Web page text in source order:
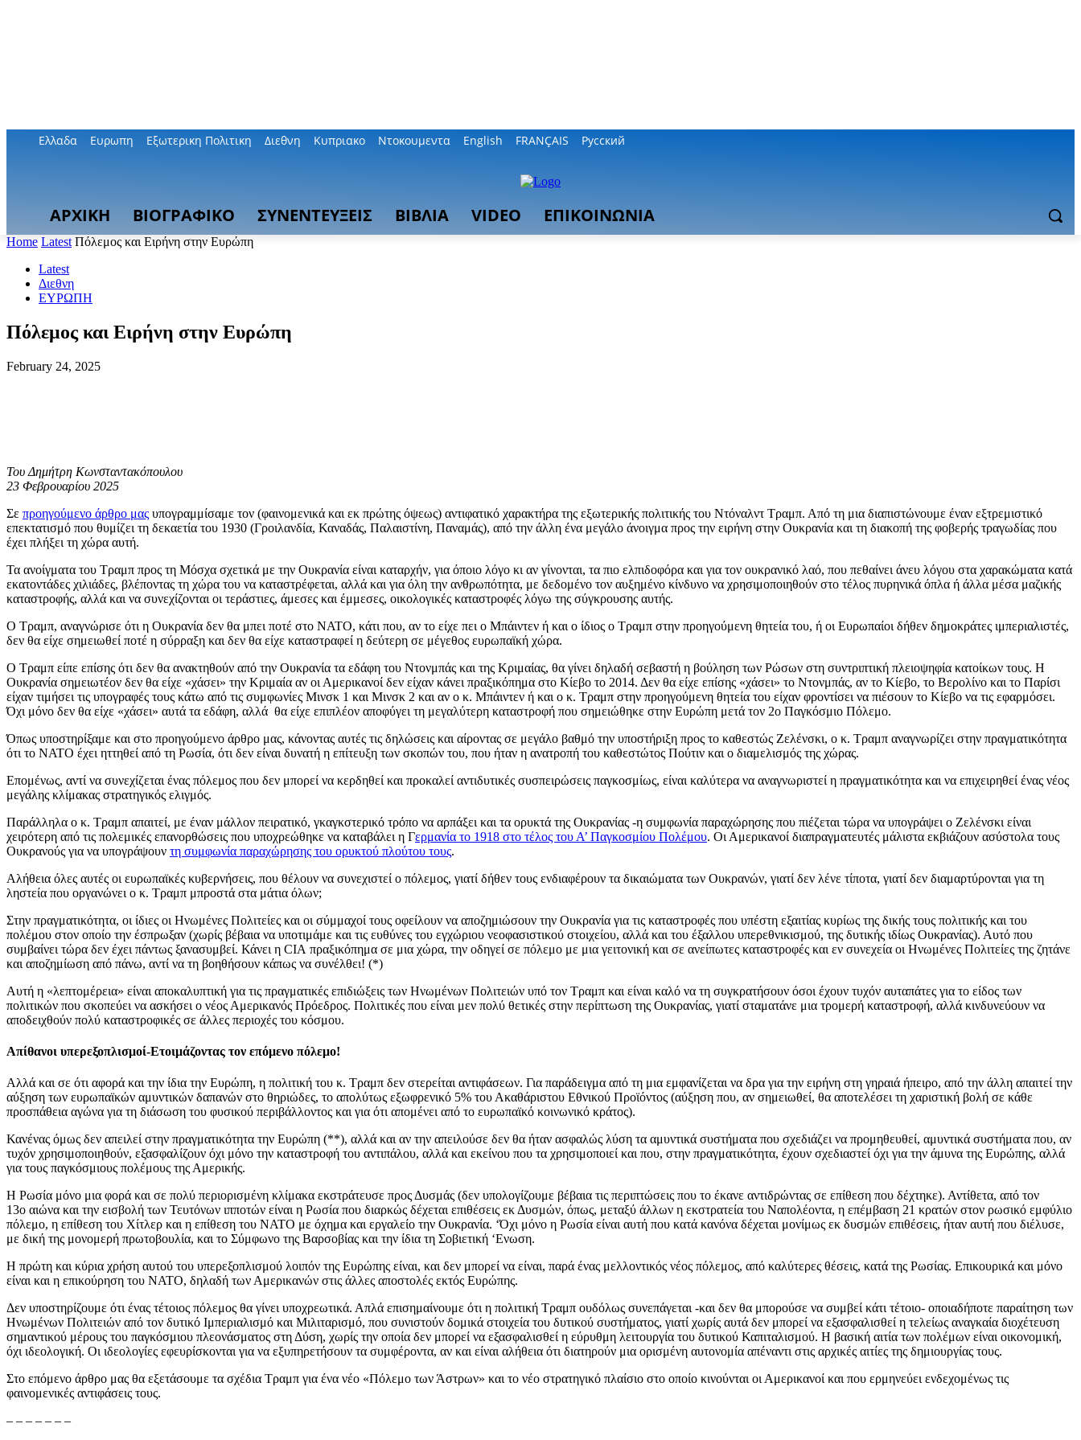
Ελλαδα Ευρωπη Εξωτερικη Πολιτικη Διεθνη Κυπριακο Ντοκουμεντα English FRANÇAIS Русский
ΑΡΧΙΚΗ ΒΙΟΓΡΑΦΙΚΟ ΣΥΝΕΝΤΕΥΞΕΙΣ ΒΙΒΛΙΑ VIDEO ΕΠΙΚΟΙΝΩΝΙΑ
Home Latest Πόλεμος και Ειρήνη στην Ευρώπη
Latest
Διεθνη
ΕΥΡΩΠΗ
Πόλεμος και Ειρήνη στην Ευρώπη
February 24, 2025
Του Δημήτρη Κωνσταντακόπουλου
23 Φεβρουαρίου 2025
Σε προηγούμενο άρθρο μας υπογραμμίσαμε τον (φαινομενικά και εκ πρώτης όψεως) αντιφατικό χαρακτήρα της εξωτερικής πολιτικής του Ντόναλντ Τραμπ. Από τη μια διαπιστώνουμε έναν εξτρεμιστικό
επεκτατισμό που θυμίζει τη δεκαετία του 1930 (Γροιλανδία, Καναδάς, Παλαιστίνη, Παναμάς), από την άλλη ένα μεγάλο άνοιγμα προς την ειρήνη στην Ουκρανία και τη διακοπή της φοβερής τραγωδίας που
έχει πλήξει τη χώρα αυτή.
Τα ανοίγματα του Τραμπ προς τη Μόσχα σχετικά με την Ουκρανία είναι καταρχήν, για όποιο λόγο κι αν γίνονται, τα πιο ελπιδοφόρα και για τον ουκρανικό λαό, που πεθαίνει άνευ λόγου στα χαρακώματα κατά
εκατοντάδες χιλιάδες, βλέποντας τη χώρα του να καταστρέφεται, αλλά και για όλη την ανθρωπότητα, με δεδομένο τον αυξημένο κίνδυνο να χρησιμοποιηθούν στο τέλος πυρηνικά όπλα ή άλλα μέσα μαζικής
καταστροφής, αλλά και να συνεχίζονται οι τεράστιες, άμεσες και έμμεσες, οικολογικές καταστροφές λόγω της σύγκρουσης αυτής.
Ο Τραμπ, αναγνώρισε ότι η Ουκρανία δεν θα μπει ποτέ στο ΝΑΤΟ, κάτι που, αν το είχε πει ο Μπάιντεν ή και ο ίδιος ο Τραμπ στην προηγούμενη θητεία του, ή οι Ευρωπαίοι δήθεν δημοκράτες ιμπεριαλιστές,
δεν θα είχε σημειωθεί ποτέ η σύρραξη και δεν θα είχε καταστραφεί η δεύτερη σε μέγεθος ευρωπαϊκή χώρα.
Ο Τραμπ είπε επίσης ότι δεν θα ανακτηθούν από την Ουκρανία τα εδάφη του Ντονμπάς και της Κριμαίας, θα γίνει δηλαδή σεβαστή η βούληση των Ρώσων στη συντριπτική πλειοψηφία κατοίκων τους. Η
Ουκρανία σημειωτέον δεν θα είχε «χάσει» την Κριμαία αν οι Αμερικανοί δεν είχαν κάνει πραξικόπημα στο Κίεβο το 2014. Δεν θα είχε επίσης «χάσει» το Ντονμπάς, αν το Κίεβο, το Βερολίνο και το Παρίσι
είχαν τιμήσει τις υπογραφές τους κάτω από τις συμφωνίες Μινσκ 1 και Μινσκ 2 και αν ο κ. Μπάιντεν ή και ο κ. Τραμπ στην προηγούμενη θητεία του είχαν φροντίσει να πιέσουν το Κίεβο να τις εφαρμόσει.
Όχι μόνο δεν θα είχε «χάσει» αυτά τα εδάφη, αλλά θα είχε επιπλέον αποφύγει τη μεγαλύτερη καταστροφή που σημειώθηκε στην Ευρώπη μετά τον 2ο Παγκόσμιο Πόλεμο.
Όπως υποστηρίξαμε και στο προηγούμενο άρθρο μας, κάνοντας αυτές τις δηλώσεις και αίροντας σε μεγάλο βαθμό την υποστήριξη προς το καθεστώς Ζελένσκι, ο κ. Τραμπ αναγνωρίζει στην πραγματικότητα
ότι το ΝΑΤΟ έχει ηττηθεί από τη Ρωσία, ότι δεν είναι δυνατή η επίτευξη των σκοπών του, που ήταν η ανατροπή του καθεστώτος Πούτιν και ο διαμελισμός της χώρας.
Επομένως, αντί να συνεχίζεται ένας πόλεμος που δεν μπορεί να κερδηθεί και προκαλεί αντιδυτικές συσπειρώσεις παγκοσμίως, είναι καλύτερα να αναγνωριστεί η πραγματικότητα και να επιχειρηθεί ένας νέος
μεγάλης κλίμακας στρατηγικός ελιγμός.
Παράλληλα ο κ. Τραμπ απαιτεί, με έναν μάλλον πειρατικό, γκαγκστερικό τρόπο να αρπάξει και τα ορυκτά της Ουκρανίας -η συμφωνία παραχώρησης που πιέζεται τώρα να υπογράψει ο Ζελένσκι είναι
χειρότερη από τις πολεμικές επανορθώσεις που υποχρεώθηκε να καταβάλει η Γερμανία το 1918 στο τέλος του Α’ Παγκοσμίου Πολέμου. Oι Αμερικανοί διαπραγματευτές μάλιστα εκβιάζουν ασύστολα τους
Ουκρανούς για να υπογράψουν τη συμφωνία παραχώρησης του ορυκτού πλούτου τους.
Αλήθεια όλες αυτές οι ευρωπαϊκές κυβερνήσεις, που θέλουν να συνεχιστεί ο πόλεμος, γιατί δήθεν τους ενδιαφέρουν τα δικαιώματα των Ουκρανών, γιατί δεν λένε τίποτα, γιατί δεν διαμαρτύρονται για τη
ληστεία που οργανώνει ο κ. Τραμπ μπροστά στα μάτια όλων;
Στην πραγματικότητα, οι ίδιες οι Ηνωμένες Πολιτείες και οι σύμμαχοί τους οφείλουν να αποζημιώσουν την Ουκρανία για τις καταστροφές που υπέστη εξαιτίας κυρίως της δικής τους πολιτικής και του
πολέμου στον οποίο την έσπρωξαν (χωρίς βέβαια να υποτιμάμε και τις ευθύνες του εγχώριου νεοφασιστικού στοιχείου, αλλά και του έξαλλου υπερεθνικισμού, της δυτικής ιδίως Ουκρανίας). Αυτό που
συμβαίνει τώρα δεν έχει πάντως ξανασυμβεί. Κάνει η CIA πραξικόπημα σε μια χώρα, την οδηγεί σε πόλεμο με μια γειτονική και σε ανείπωτες καταστροφές και εν συνεχεία οι Ηνωμένες Πολιτείες της ζητάνε
και αποζημίωση από πάνω, αντί να τη βοηθήσουν κάπως να συνέλθει! (*)
Αυτή η «λεπτομέρεια» είναι αποκαλυπτική για τις πραγματικές επιδιώξεις των Ηνωμένων Πολιτειών υπό τον Τραμπ και είναι καλό να τη συγκρατήσουν όσοι έχουν τυχόν αυταπάτες για το είδος των
πολιτικών που σκοπεύει να ασκήσει ο νέος Αμερικανός Πρόεδρος. Πολιτικές που είναι μεν πολύ θετικές στην περίπτωση της Ουκρανίας, γιατί σταματάνε μια τρομερή καταστροφή, αλλά κινδυνεύουν να
αποδειχθούν πολύ καταστροφικές σε άλλες περιοχές του κόσμου.
Απίθανοι υπερεξοπλισμοί-Ετοιμάζοντας τον επόμενο πόλεμο!
Αλλά και σε ότι αφορά και την ίδια την Ευρώπη, η πολιτική του κ. Τραμπ δεν στερείται αντιφάσεων. Για παράδειγμα από τη μια εμφανίζεται να δρα για την ειρήνη στη γηραιά ήπειρο, από την άλλη απαιτεί την
αύξηση των ευρωπαϊκών αμυντικών δαπανών στο θηριώδες, το απολύτως εξωφρενικό 5% του Ακαθάριστου Εθνικού Προϊόντος (αύξηση που, αν σημειωθεί, θα αποτελέσει τη χαριστική βολή σε κάθε
προσπάθεια αγώνα για τη διάσωση του φυσικού περιβάλλοντος και για ότι απομένει από το ευρωπαϊκό κοινωνικό κράτος).
Κανένας όμως δεν απειλεί στην πραγματικότητα την Ευρώπη (**), αλλά και αν την απειλούσε δεν θα ήταν ασφαλώς λύση τα αμυντικά συστήματα που σχεδιάζει να προμηθευθεί, αμυντικά συστήματα που, αν
τυχόν χρησιμοποιηθούν, εξασφαλίζουν όχι μόνο την καταστροφή του αντιπάλου, αλλά και εκείνου που τα χρησιμοποιεί και που, στην πραγματικότητα, έχουν σχεδιαστεί όχι για την άμυνα της Ευρώπης, αλλά
για τους παγκόσμιους πολέμους της Αμερικής.
Η Ρωσία μόνο μια φορά και σε πολύ περιορισμένη κλίμακα εκστράτευσε προς Δυσμάς (δεν υπολογίζουμε βέβαια τις περιπτώσεις που το έκανε αντιδρώντας σε επίθεση που δέχτηκε). Αντίθετα, από τον
13ο αιώνα και την εισβολή των Τευτόνων ιπποτών είναι η Ρωσία που διαρκώς δέχεται επιθέσεις εκ Δυσμών, όπως, μεταξύ άλλων η εκστρατεία του Ναπολέοντα, η επέμβαση 21 κρατών στον ρωσικό εμφύλιο
πόλεμο, η επίθεση του Χίτλερ και η επίθεση του ΝΑΤΟ με όχημα και εργαλείο την Ουκρανία. ‘Όχι μόνο η Ρωσία είναι αυτή που κατά κανόνα δέχεται μονίμως εκ δυσμών επιθέσεις, ήταν αυτή που διέλυσε,
με δική της μονομερή πρωτοβουλία, και το Σύμφωνο της Βαρσοβίας και την ίδια τη Σοβιετική ‘Ενωση.
Η πρώτη και κύρια χρήση αυτού του υπερεξοπλισμού λοιπόν της Ευρώπης είναι, και δεν μπορεί να είναι, παρά ένας μελλοντικός νέος πόλεμος, από καλύτερες θέσεις, κατά της Ρωσίας. Επικουρικά και μόνο
είναι και η επικούρηση του ΝΑΤΟ, δηλαδή των Αμερικανών στις άλλες αποστολές εκτός Ευρώπης.
Δεν υποστηρίζουμε ότι ένας τέτοιος πόλεμος θα γίνει υποχρεωτικά. Απλά επισημαίνουμε ότι η πολιτική Τραμπ ουδόλως συνεπάγεται -και δεν θα μπορούσε να συμβεί κάτι τέτοιο- οποιαδήποτε παραίτηση των
Ηνωμένων Πολιτειών από τον δυτικό Ιμπεριαλισμό και Μιλιταρισμό, που συνιστούν δομικά στοιχεία του δυτικού συστήματος, γιατί χωρίς αυτά δεν μπορεί να εξασφαλισθεί η τελείως αναγκαία διοχέτευση
σημαντικού μέρους του παγκόσμιου πλεονάσματος στη Δύση, χωρίς την οποία δεν μπορεί να εξασφαλισθεί η εύρυθμη λειτουργία του δυτικού Καπιταλισμού. Η βασική αιτία των πολέμων είναι οικονομική,
όχι ιδεολογική. Οι ιδεολογίες εφευρίσκονται για να εξυπηρετήσουν τα συμφέροντα, αν και είναι αλήθεια ότι διατηρούν μια ορισμένη αυτονομία απέναντι στις αρχικές αιτίες της δημιουργίας τους.
Στο επόμενο άρθρο μας θα εξετάσουμε τα σχέδια Τραμπ για ένα νέο «Πόλεμο των Άστρων» και το νέο στρατηγικό πλαίσιο στο οποίο κινούνται οι Αμερικανοί και που ερμηνεύει ενδεχομένως τις
φαινομενικές αντιφάσεις τους.
– – – – – – –